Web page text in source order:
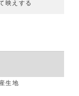
映えする
生地